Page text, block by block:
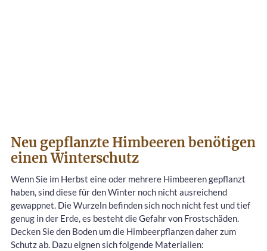
Neu gepflanzte Himbeeren benötigen
einen Winterschutz
Wenn Sie im Herbst eine oder mehrere Himbeeren gepflanzt
haben, sind diese für den Winter noch nicht ausreichend
gewappnet. Die Wurzeln befinden sich noch nicht fest und tief
genug in der Erde, es besteht die Gefahr von Frostschäden.
Decken Sie den Boden um die Himbeerpflanzen daher zum
Schutz ab. Dazu eignen sich folgende Materialien: